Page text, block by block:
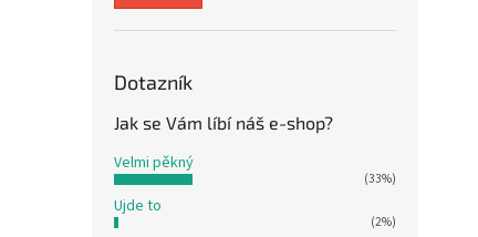
Dotazník
Jak se Vám líbí náš e-shop?
Velmi pěkný
(33%)
Ujde to
(2%)